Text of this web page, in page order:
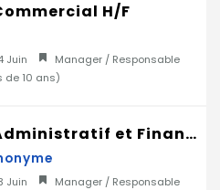
H/F
Juin
Manager / Responsable
de 10 ans)
Directeur Administratif et Financier H/F
Juin
Manager / Responsable